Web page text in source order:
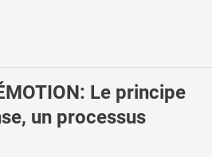
Le principe
un processus